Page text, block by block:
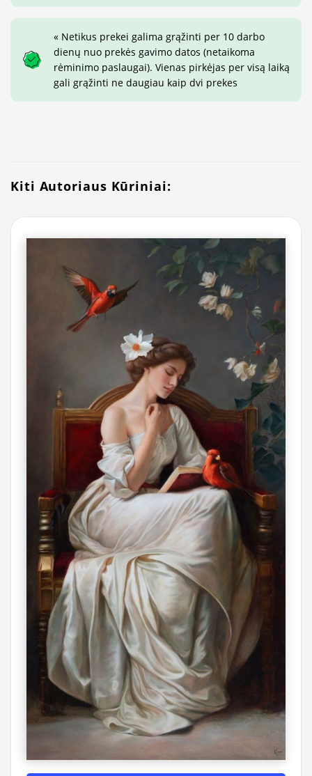
« Netikus prekei galima grąžinti per 10 darbo
dienų nuo prekės gavimo datos (netaikoma
rėminimo paslaugai). Vienas pirkėjas per visą laiką
gali grąžinti ne daugiau kaip dvi prekes
Kiti Autoriaus Kūriniai: